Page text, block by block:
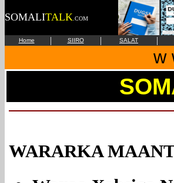
SOMALITALK .COM
Home | SIIRO | SALAT |
w
WARARKA